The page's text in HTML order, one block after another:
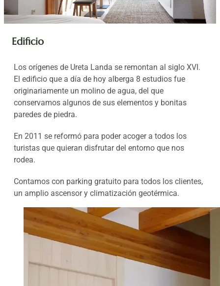
Edificio
Los orígenes de Ureta Landa se remontan al siglo XVI.
El edificio que a día de hoy alberga 8 estudios fue
originariamente un molino de agua, del que
conservamos algunos de sus elementos y bonitas
paredes de piedra.
En 2011 se reformó para poder acoger a todos los
turistas que quieran disfrutar del entorno que nos
rodea.
Contamos con parking gratuito para todos los clientes,
un amplio ascensor y climatización geotérmica.